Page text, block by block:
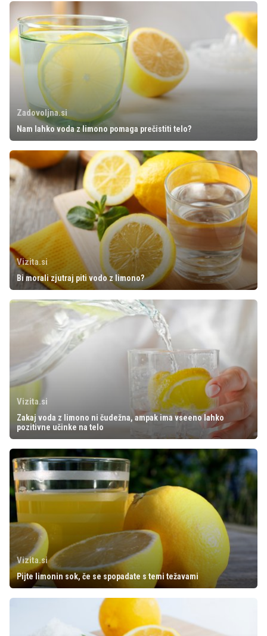
Zadovoljna.si
Nam lahko voda z limono pomaga prečistiti telo?
Vizita.si
Bi morali zjutraj piti vodo z limono?
Vizita.si
Zakaj voda z limono ni čudežna, ampak ima vseeno lahko
pozitivne učinke na telo
Vizita.si
Pijte limonin sok, če se spopadate s temi težavami